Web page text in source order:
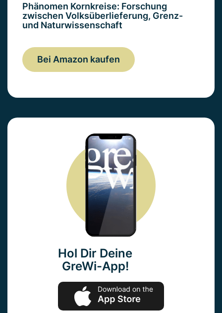
Phänomen Kornkreise: Forschung
zwischen Volksüberlieferung, Grenz-
und Naturwissenschaft
Bei Amazon kaufen
Hol Dir Deine
GreWi-App!